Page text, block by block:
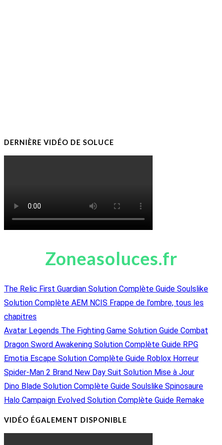
DERNIÈRE VIDÉO DE SOLUCE
Zoneasoluces.fr
The Relic First Guardian Solution Complète Guide Soulslike
Solution Complète AEM NCIS Frappe de l’ombre, tous les
chapitres
Avatar Legends The Fighting Game Solution Guide Combat
Dragon Sword Awakening Solution Complète Guide RPG
Emotia Escape Solution Complète Guide Roblox Horreur
Spider-Man 2 Brand New Day Suit Solution Mise à Jour
Dino Blade Solution Complète Guide Soulslike Spinosaure
Halo Campaign Evolved Solution Complète Guide Remake
VIDÉO ÉGALEMENT DISPONIBLE